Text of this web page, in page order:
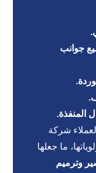
جوانب
المنفذة.
شركة
ما جعلها
وترميم